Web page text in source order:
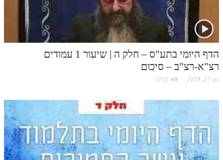
הדף היומי בתע"ס – חלק ה | שיעור 1 עמודים
רצ"א-רצ"ב – סיכום
נוב 27, 2019 1212